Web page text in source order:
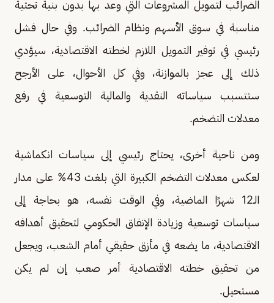
الضرائب لتمويل المشروعات التي وعد بها بدون بنية تحتية
مناسبة في سوق الأسهم ونظام الضرائب. وفي حال فشل
رئيسي في توفير التمويل اللازم لخطته الاقتصادية، سيؤدي
ذلك إلى عجز بالموازنة، وفي كل الأحوال، على الأرجح
ستتسبب سياساته النقدية والمالية التوسعية في رفع
معدلات التضخم.
ومن ناحية أخرى، يحتاج رئيسي إلى سياسات انكماشية
لعكس معدلات التضخم الكبيرة التي بلغت 43% على مدار
الـ12 شهرًا الماضية، وفي الوقت نفسه، هو بحاجة إلى
سياسات توسعية وزيادة الإنفاق الحكومي لتحقيق أهدافه
الاقتصادية، ما يضعه في مأزق حقيقي أمام الشعب، ويجعل
من تحقيق خطته الاقتصادية أمر صعب إن لم يكن
مستحيل.